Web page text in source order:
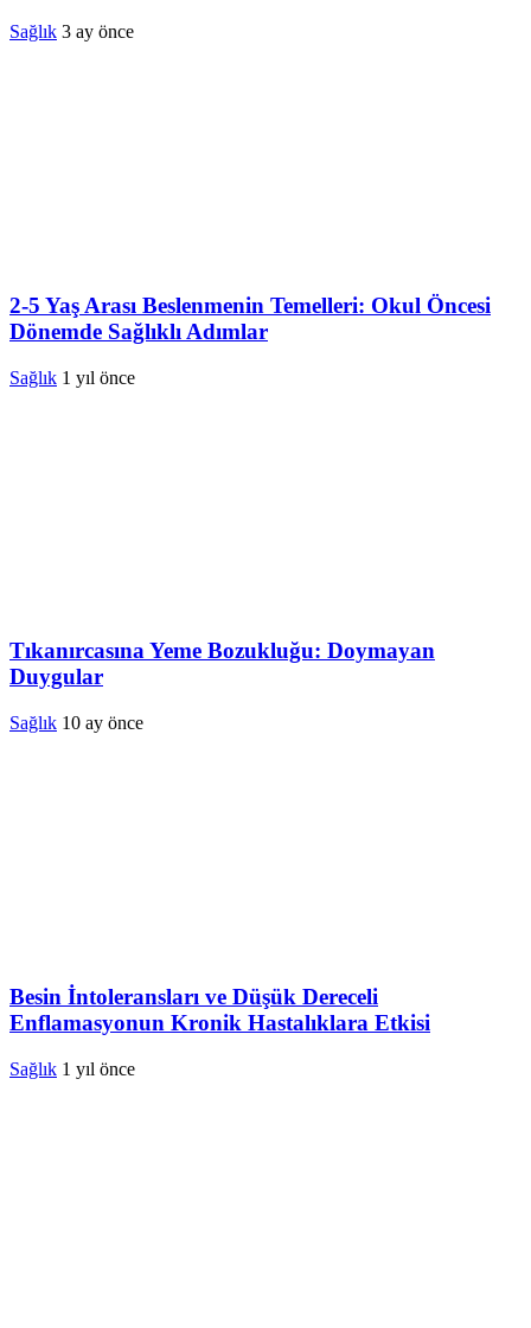
Sağlık 3 ay önce
2-5 Yaş Arası Beslenmenin Temelleri: Okul Öncesi
Dönemde Sağlıklı Adımlar
Sağlık 1 yıl önce
Tıkanırcasına Yeme Bozukluğu: Doymayan
Duygular
Sağlık 10 ay önce
Besin İntoleransları ve Düşük Dereceli
Enflamasyonun Kronik Hastalıklara Etkisi
Sağlık 1 yıl önce